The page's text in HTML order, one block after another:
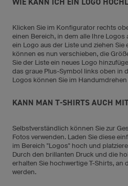
Klicken Sie im Konfigurator rechts
einen Bereich, in dem alle Ihre Logos
ein Logo aus der Liste und ziehen Sie
können es nun verschieben, die
Sie der Liste ein neues Logo
das graue Plus-Symbol links oben in
Logos können Sie im
KANN MAN T-SHIRTS AUCH
Selbstverständlich können Sie zur
Fotos verwenden. Laden Sie diese
im Bereich "Logos" hoch und
Durch den brillanten Druck und die
erhalten Sie hochwertige T-Shirts, an
werden.